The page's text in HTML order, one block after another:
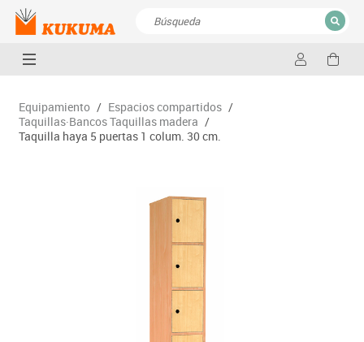
CERRAR
Equipamiento / Espacios compartidos /
Taquillas·Bancos Taquillas madera /
Taquilla haya 5 puertas 1 colum. 30 cm.